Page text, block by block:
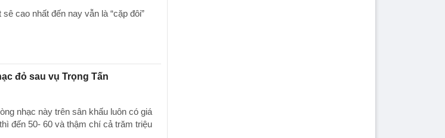
cao nhất đến nay vẫn là “cặp đôi”
đỏ sau vụ Trọng Tấn
nhạc này trên sân khấu luôn có giá
đến 50- 60 và thậm chí cả trăm triệu